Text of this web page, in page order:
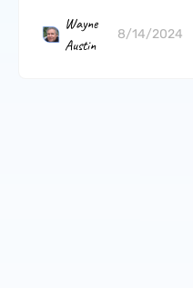
Wayne
Austin
8/14/2024